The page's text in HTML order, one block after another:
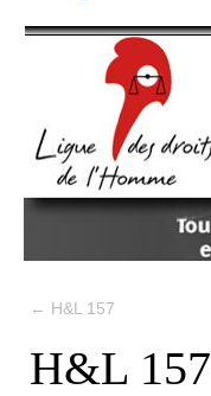
← H&L 157
H&L 157